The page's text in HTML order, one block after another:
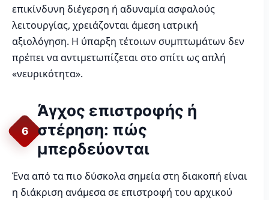
επικίνδυνη διέγερση ή αδυναμία ασφαλούς
λειτουργίας, χρειάζονται άμεση ιατρική
αξιολόγηση. Η ύπαρξη τέτοιων συμπτωμάτων δεν
πρέπει να αντιμετωπίζεται στο σπίτι ως απλή
«νευρικότητα».
6
Άγχος επιστροφής ή
στέρηση: πώς
μπερδεύονται
Ένα από τα πιο δύσκολα σημεία στη διακοπή είναι
η διάκριση ανάμεσα σε επιστροφή του αρχικού